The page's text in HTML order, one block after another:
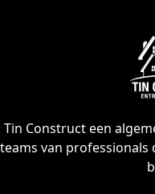
Tin Construct een
teams van professionals